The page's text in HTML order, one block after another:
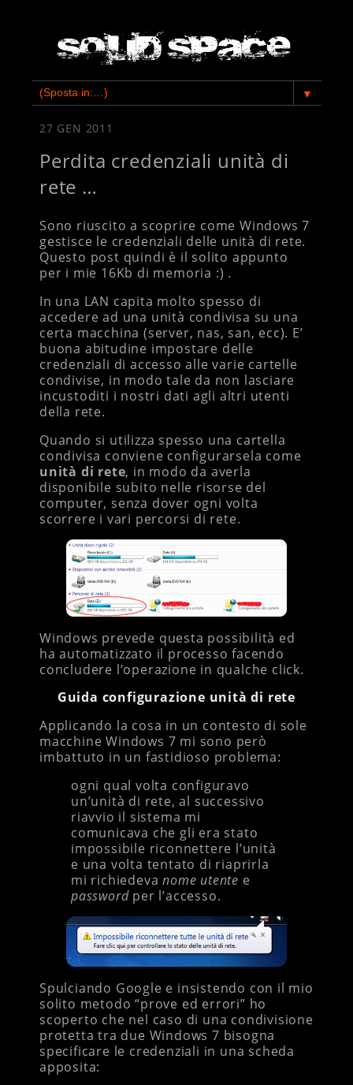
▼
27 GEN 2011
Perdita credenziali unità di
rete …
Sono riuscito a scoprire come Windows 7
gestisce le credenziali delle unità di rete.
Questo post quindi è il solito appunto
per i mie 16Kb di memoria :) .
In una LAN capita molto spesso di
accedere ad una unità condivisa su una
certa macchina (server, nas, san, ecc). E’
buona abitudine impostare delle
credenziali di accesso alle varie cartelle
condivise, in modo tale da non lasciare
incustoditi i nostri dati agli altri utenti
della rete.
Quando si utilizza spesso una cartella
condivisa conviene configurarsela come
unità di rete, in modo da averla
disponibile subito nelle risorse del
computer, senza dover ogni volta
scorrere i vari percorsi di rete.
Windows prevede questa possibilità ed
ha automatizzato il processo facendo
concludere l’operazione in qualche click.
Guida configurazione unità di rete
Applicando la cosa in un contesto di sole
macchine Windows 7 mi sono però
imbattuto in un fastidioso problema:
ogni qual volta configuravo
un’unità di rete, al successivo
riavvio il sistema mi
comunicava che gli era stato
impossibile riconnettere l’unità
e una volta tentato di riaprirla
mi richiedevanome utente e
passwordper l’accesso.
Spulciando Google e insistendo con il mio
solito metodo “prove ed errori” ho
scoperto che nel caso di una condivisione
protetta tra due Windows 7 bisogna
specificare le credenziali in una scheda
apposita: